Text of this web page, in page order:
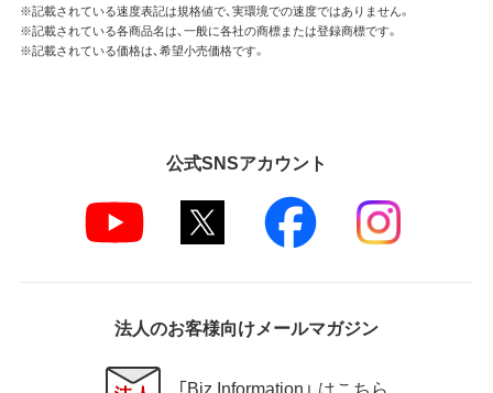
※記載されている速度表記は規格値で、実環境での速度ではありません。
※記載されている各商品名は、一般に各社の商標または登録商標です。
※記載されている価格は、希望小売価格です。
公式SNSアカウント
法人のお客様向けメールマガジン
「Biz Information」 はこちら